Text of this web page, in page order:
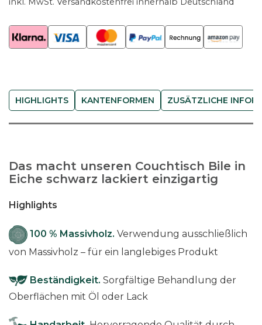
c
B
i
-
s
c
a
r
M
e
n
g
HIGHLIGHTS KANTENFORMEN ZUSÄTZLICHE
Das macht unseren Couchtisch Bile in
Eiche schwarz lackiert einzigartig
Highlights
100 % Massivholz. Verwendung ausschließlich
von Massivholz – für ein langlebiges Produkt
Beständigkeit. Sorgfältige Behandlung der
Oberflächen mit Öl oder Lack